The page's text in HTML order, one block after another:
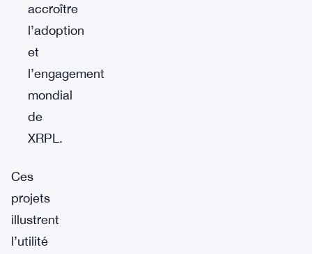
accroître
l’adoption
et
l’engagement
mondial
de
XRPL.
Ces
projets
illustrent
l’utilité